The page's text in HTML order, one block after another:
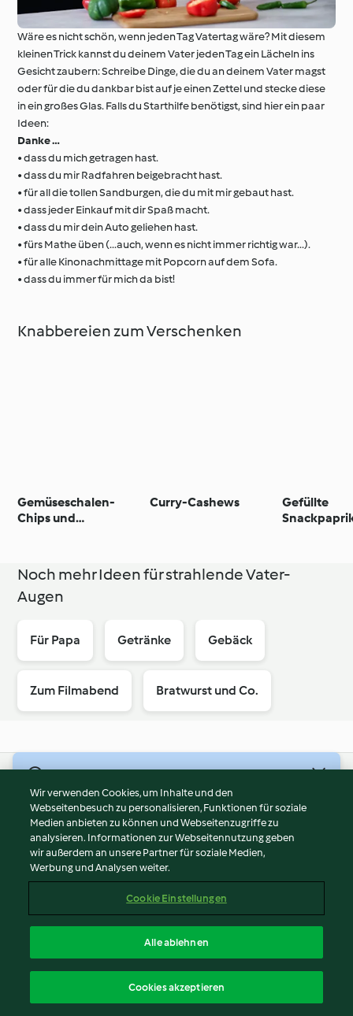
Wäre es nicht schön, wenn jeden Tag Vatertag wäre? Mit diesem
kleinen Trick kannst du deinem Vater jeden Tag ein Lächeln ins
Gesicht zaubern: Schreibe Dinge, die du an deinem Vater magst
oder für die du dankbar bist auf je einen Zettel und stecke diese
in ein großes Glas. Falls du Starthilfe benötigst, sind hier ein paar
Ideen:
Danke …
• dass du mich getragen hast.
• dass du mir Radfahren beigebracht hast.
• für all die tollen Sandburgen, die du mit mir gebaut hast.
• dass jeder Einkauf mit dir Spaß macht.
• dass du mir dein Auto geliehen hast.
• fürs Mathe üben (...auch, wenn es nicht immer richtig war...).
• für alle Kinonachmittage mit Popcorn auf dem Sofa.
• dass du immer für mich da bist!
Knabbereien zum Verschenken
Gemüseschalen-
Chips und
Curry-Cashews
Gefüllte
Noch mehr Ideen für strahlende Vater-
Augen
Für Papa Getränke Gebäck
Zum Filmabend Bratwurst und Co.
Nutzungsbedingungen
Datenschutzrichtlinien
Disclaimer
Impressum
Bericht Inhalt
Erklärung zur Barrierefreiheit
Wir verwenden Cookies, um Inhalte und den
Webseitenbesuch zu personalisieren, Funktionen für soziale
Medien anbieten zu können und Webseitenzugriffe zu
analysieren. Informationen zur Webseitennutzung geben
wir außerdem an unsere Partner für soziale Medien,
Werbung und Analysen weiter.
Cookie Einstellungen
Alle ablehnen
Cookies akzeptieren